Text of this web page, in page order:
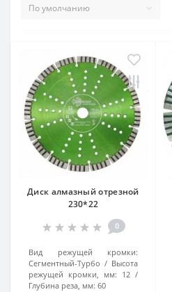
Диск алмазный отрезной
230*22
0
Вид режущей кромки:
Сегментный-Турбо
Высота
режущей кромки, мм: 12
Глубина реза, мм: 60